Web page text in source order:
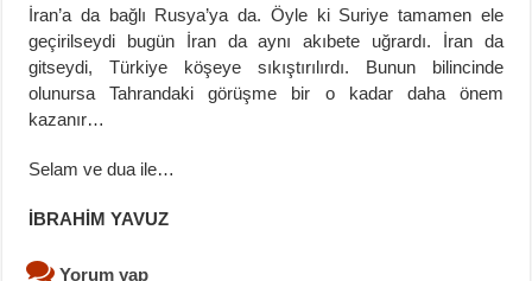
İran’a da bağlı Rusya’ya da. Öyle ki Suriye tamamen ele
geçirilseydi bugün İran da aynı akıbete uğrardı. İran da
gitseydi, Türkiye köşeye sıkıştırılırdı. Bunun bilincinde
olunursa Tahrandaki görüşme bir o kadar daha önem
kazanır…
Selam ve dua ile…
İBRAHİM YAVUZ
Yorum yap